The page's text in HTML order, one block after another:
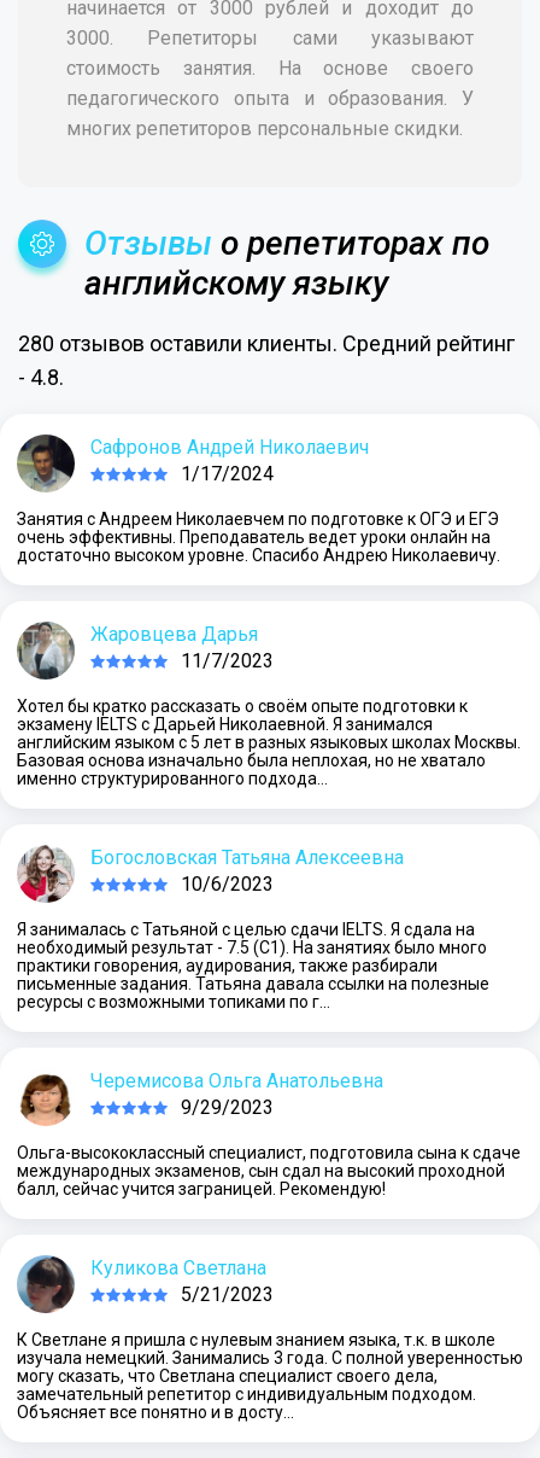
начинается от 3000 рублей и доходит до
3000. Репетиторы сами указывают
стоимость занятия. На основе своего
педагогического опыта и образования. У
многих репетиторов персональные скидки.
Отзывы о репетиторах по
английскому языку
280 отзывов оставили клиенты. Средний рейтинг
- 4.8.
Сафронов Андрей Николаевич
1/17/2024
Занятия с Андреем Николаевчем по подготовке к ОГЭ и ЕГЭ
очень эффективны. Преподаватель ведет уроки онлайн на
достаточно высоком уровне. Спасибо Андрею Николаевичу.
Жаровцева Дарья
11/7/2023
Хотел бы кратко рассказать о своём опыте подготовки к
экзамену IELTS с Дарьей Николаевной. Я занимался
английским языком с 5 лет в разных языковых школах Москвы.
Базовая основа изначально была неплохая, но не хватало
именно структурированного подхода…
Богословская Татьяна Алексеевна
10/6/2023
Я занималась с Татьяной с целью сдачи IELTS. Я сдала на
необходимый результат - 7.5 (С1). На занятиях было много
практики говорения, аудирования, также разбирали
письменные задания. Татьяна давала ссылки на полезные
ресурсы с возможными топиками по г…
Черемисова Ольга Анатольевна
9/29/2023
Ольга-высококлассный специалист, подготовила сына к сдаче
международных экзаменов, сын сдал на высокий проходной
балл, сейчас учится заграницей. Рекомендую!
Куликова Светлана
5/21/2023
К Светлане я пришла с нулевым знанием языка, т.к. в школе
изучала немецкий. Занимались 3 года. С полной уверенностью
могу сказать, что Светлана специалист своего дела,
замечательный репетитор с индивидуальным подходом.
Объясняет все понятно и в досту…